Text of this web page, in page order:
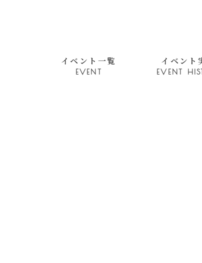
イベント一覧
EVENT
イベント
EVENT